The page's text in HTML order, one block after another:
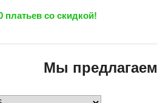
платьев со скидкой!
Мы предлагаем